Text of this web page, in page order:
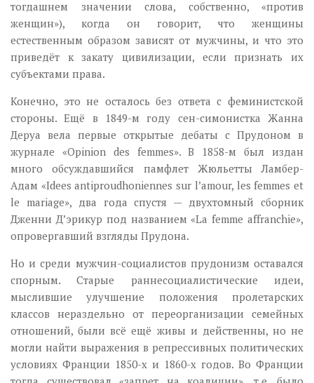
тогдашнем значении слова, собственно, «против
женщин»), когда он говорит, что женщины
естественным образом зависят от мужчины, и что это
приведёт к закату цивилизации, если признать их
субъектами права.
Конечно, это не осталось без ответа с феминистской
стороны. Ещё в 1849-м году сен-симонистка Жанна
Деруа вела первые открытые дебаты с Прудоном в
журнале «Opinion des femmes». В 1858-м был издан
много обсуждавшийся памфлет Жюльетты Ламбер-
Адам «Idees antiproudhoniennes sur l’amour, les femmes et
le mariage», два года спустя — двухтомный сборник
Дженни Д’эрикур под названием «La femme affranchie»,
опровергавший взгляды Прудона.
Но и среди мужчин-социалистов прудонизм оставался
спорным. Старые раннесоциалистические идеи,
мыслившие улучшение положения пролетарских
классов нераздельно от переорганизации семейных
отношений, были всё ещё живы и действенны, но не
могли найти выражения в репрессивных политических
условиях Франции 1850-х и 1860-х годов. Во Франции